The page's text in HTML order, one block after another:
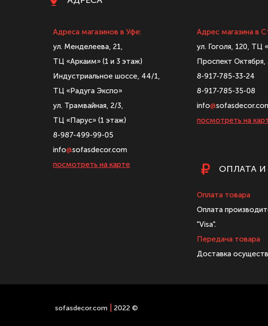
Адреса магазинов в Уфе:
ул. Менделеева, 21,
ТЦ «Аркаим» (1 и 3 этаж)
Индустриальное шоссе, 44/1,
ТЦ «Радуга Экспо»
ул. Трамвайная, 2/3,
ТЦ «Парус» (1 этаж)
8-987-499-99-05
info@sofasdecor.com
посмотреть на карте
Адрес магазина в
ул. Гоголя, 120, ТЦ
Проспект
8-917-785-33-24
8-917-785-35-08
info@
посмотреть на
ОПЛАТА
Оплата товара
Оплата
"Visa".
Передача товара
Доставка
sofasdecor.com | 2022 ©